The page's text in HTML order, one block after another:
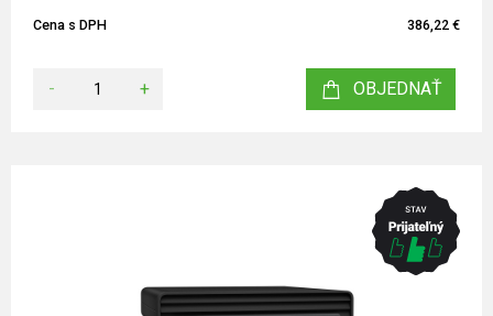
Cena s DPH 386,22 €
- + OBJEDNAŤ